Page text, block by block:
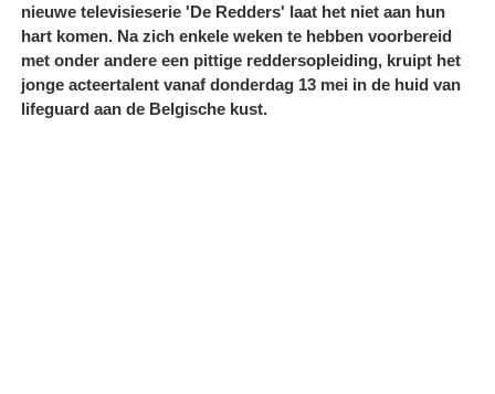
nieuwe televisieserie 'De Redders' laat het niet aan hun
hart komen. Na zich enkele weken te hebben voorbereid
met onder andere een pittige reddersopleiding, kruipt het
jonge acteertalent vanaf donderdag 13 mei in de huid van
lifeguard aan de Belgische kust.